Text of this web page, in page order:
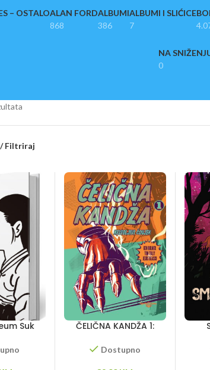
– OSTALOALAN FORD
868
ALBUMI
386
ALBUMI I SLIĆICE
7
NA
0
Filtriraj
Suk
ČELIČNA KANDŽA 1:
Dostupno